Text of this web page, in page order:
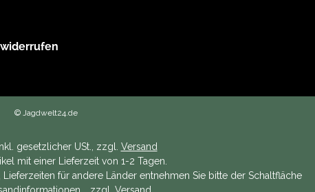
© Jagdwelt24.de
gesetzlicher USt., zzgl. Versand
mit einer Lieferzeit von 1-2 Tagen.
für andere Länder entnehmen Sie bitte der Schaltfläche